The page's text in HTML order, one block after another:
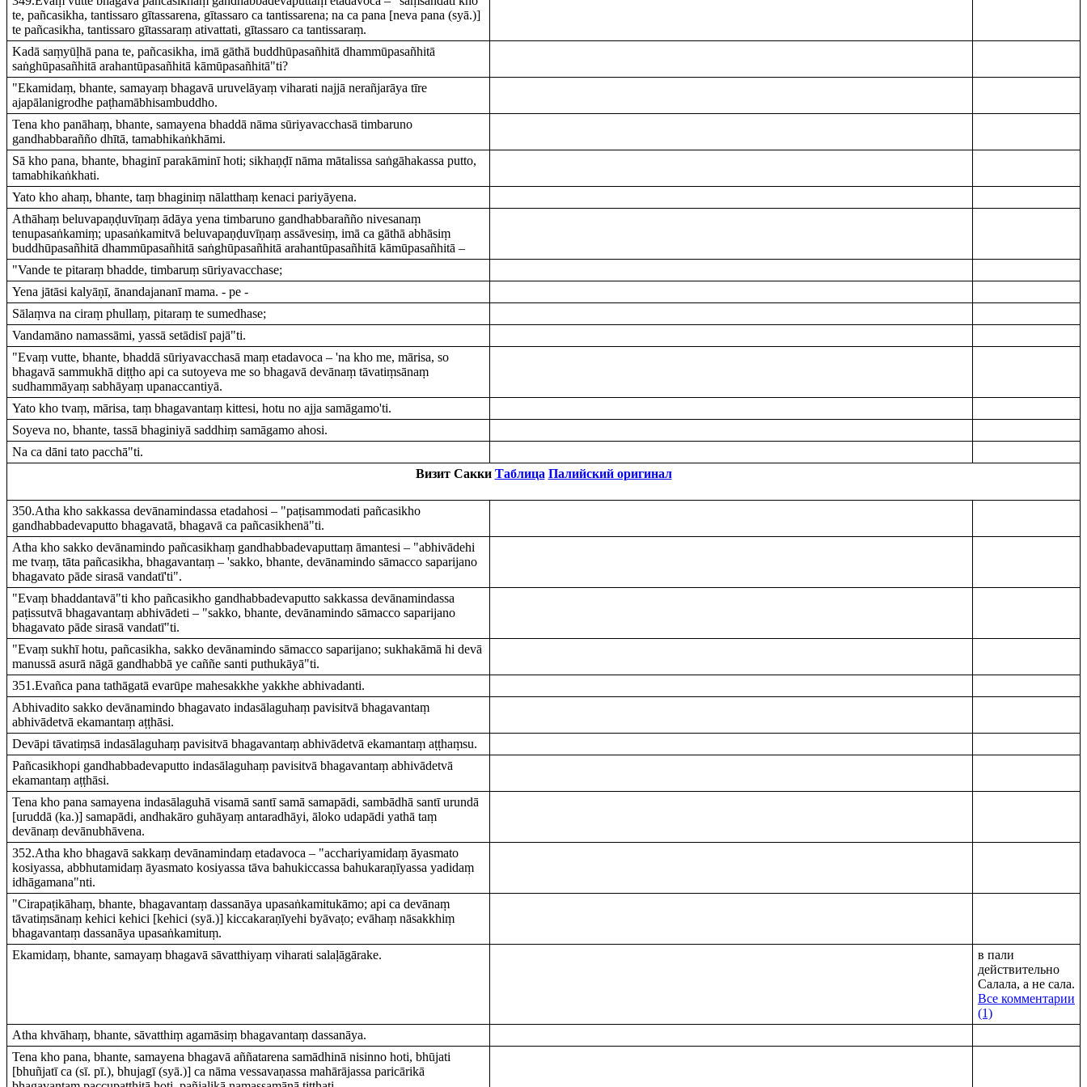
te, pañcasikha, tantissaro gītassarena, gītassaro ca tantissarena; na ca pana [neva pana (syā.)]
te pañcasikha, tantissaro gītassaraṃ ativattati, gītassaro ca tantissaraṃ.
Kadā saṃyūḷhā pana te, pañcasikha, imā gāthā buddhūpasañhitā dhammūpasañhitā
saṅghūpasañhitā arahantūpasañhitā kāmūpasañhitā"ti?
"Ekamidaṃ, bhante, samayaṃ bhagavā uruvelāyaṃ viharati najjā nerañjarāya tīre
ajapālanigrodhe paṭhamābhisambuddho.
Tena kho panāhaṃ, bhante, samayena bhaddā nāma sūriyavacchasā timbaruno
gandhabbarañño dhītā, tamabhikaṅkhāmi.
Sā kho pana, bhante, bhaginī parakāminī hoti; sikhaṇḍī nāma mātalissa saṅgāhakassa putto,
tamabhikaṅkhati.
Yato kho ahaṃ, bhante, taṃ bhaginiṃ nālatthaṃ kenaci pariyāyena.
Athāhaṃ beluvapaṇḍuvīṇaṃ ādāya yena timbaruno gandhabbarañño nivesanaṃ
tenupasaṅkamiṃ; upasaṅkamitvā beluvapaṇḍuvīṇaṃ assāvesiṃ, imā ca gāthā abhāsiṃ
buddhūpasañhitā dhammūpasañhitā saṅghūpasañhitā arahantūpasañhitā kāmūpasañhitā –
"Vande te pitaraṃ bhadde, timbaruṃ sūriyavacchase;
Yena jātāsi kalyāṇī, ānandajananī mama. - pe -
Sālaṃva na ciraṃ phullaṃ, pitaraṃ te sumedhase;
Vandamāno namassāmi, yassā setādisī pajā"ti.
"Evaṃ vutte, bhante, bhaddā sūriyavacchasā maṃ etadavoca – 'na kho me, mārisa, so
bhagavā sammukhā diṭṭho api ca sutoyeva me so bhagavā devānaṃ tāvatiṃsānaṃ
sudhammāyaṃ sabhāyaṃ upanaccantiyā.
Yato kho tvaṃ, mārisa, taṃ bhagavantaṃ kittesi, hotu no ajja samāgamo'ti.
Soyeva no, bhante, tassā bhaginiyā saddhiṃ samāgamo ahosi.
Na ca dāni tato pacchā"ti.
Визит Сакки Таблица Палийский оригинал
350.Atha kho sakkassa devānamindassa etadahosi – "paṭisammodati pañcasikho
gandhabbadevaputto bhagavatā, bhagavā ca pañcasikhenā"ti.
Atha kho sakko devānamindo pañcasikhaṃ gandhabbadevaputtaṃ āmantesi – "abhivādehi
me tvaṃ, tāta pañcasikha, bhagavantaṃ – 'sakko, bhante, devānamindo sāmacco saparijano
bhagavato pāde sirasā vandatī'ti".
"Evaṃ bhaddantavā"ti kho pañcasikho gandhabbadevaputto sakkassa devānamindassa
paṭissutvā bhagavantaṃ abhivādeti – "sakko, bhante, devānamindo sāmacco saparijano
bhagavato pāde sirasā vandatī"ti.
"Evaṃ sukhī hotu, pañcasikha, sakko devānamindo sāmacco saparijano; sukhakāmā hi devā
manussā asurā nāgā gandhabbā ye caññe santi puthukāyā"ti.
351.Evañca pana tathāgatā evarūpe mahesakkhe yakkhe abhivadanti.
Abhivadito sakko devānamindo bhagavato indasālaguhaṃ pavisitvā bhagavantaṃ
abhivādetvā ekamantaṃ aṭṭhāsi.
Devāpi tāvatiṃsā indasālaguhaṃ pavisitvā bhagavantaṃ abhivādetvā ekamantaṃ aṭṭhaṃsu.
Pañcasikhopi gandhabbadevaputto indasālaguhaṃ pavisitvā bhagavantaṃ abhivādetvā
ekamantaṃ aṭṭhāsi.
Tena kho pana samayena indasālaguhā visamā santī samā samapādi, sambādhā santī urundā
[uruddā (ka.)] samapādi, andhakāro guhāyaṃ antaradhāyi, āloko udapādi yathā taṃ
devānaṃ devānubhāvena.
352.Atha kho bhagavā sakkaṃ devānamindaṃ etadavoca – "acchariyamidaṃ āyasmato
kosiyassa, abbhutamidaṃ āyasmato kosiyassa tāva bahukiccassa bahukaraṇīyassa yadidaṃ
idhāgamana"nti.
"Cirapaṭikāhaṃ, bhante, bhagavantaṃ dassanāya upasaṅkamitukāmo; api ca devānaṃ
tāvatiṃsānaṃ kehici kehici [kehici (syā.)] kiccakaraṇīyehi byāvaṭo; evāhaṃ nāsakkhiṃ
bhagavantaṃ dassanāya upasaṅkamituṃ.
Ekamidaṃ, bhante, samayaṃ bhagavā sāvatthiyaṃ viharati salaḷāgārake.
в пали
действительно
Салала, а не сала.
Все комментарии
(1)
Atha khvāhaṃ, bhante, sāvatthiṃ agamāsiṃ bhagavantaṃ dassanāya.
Tena kho pana, bhante, samayena bhagavā aññatarena samādhinā nisinno hoti, bhūjati
[bhuñjatī ca (sī. pī.), bhujagī (syā.)] ca nāma vessavaṇassa mahārājassa paricārikā